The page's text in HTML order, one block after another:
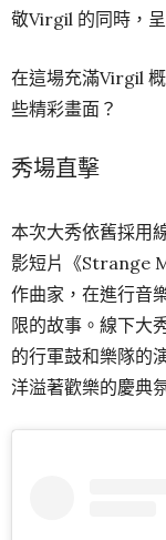
敬Virgil 的同時，
在這場充滿Virgil
些精彩畫面？
秀場直擊
本次大秀依舊採用
影短片《Strange
作曲家，在進行音
限的故事。 線下大
的行軍鼓和樂隊的
洋溢著歡樂的慶典